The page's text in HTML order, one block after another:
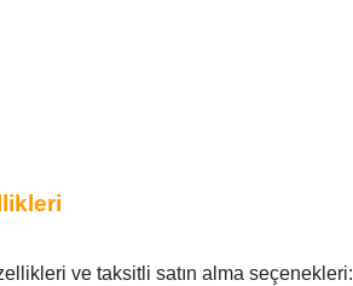
ve taksitli satın alma seçenekleri: